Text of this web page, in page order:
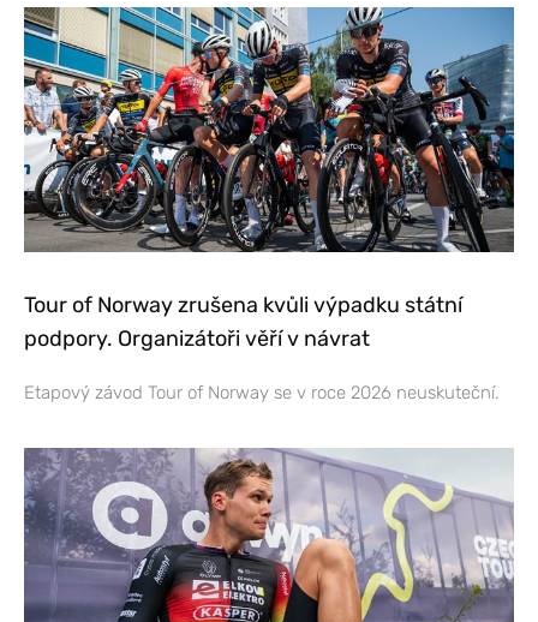
Tour of Norway zrušena kvůli výpadku státní
podpory. Organizátoři věří v návrat
Etapový závod Tour of Norway se v roce 2026 neuskuteční.